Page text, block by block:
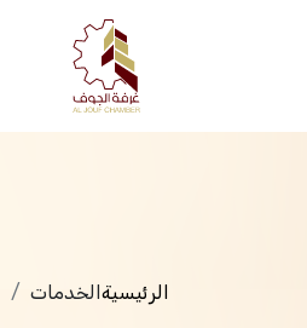
الخدمات
الرئيسيةالخدمات